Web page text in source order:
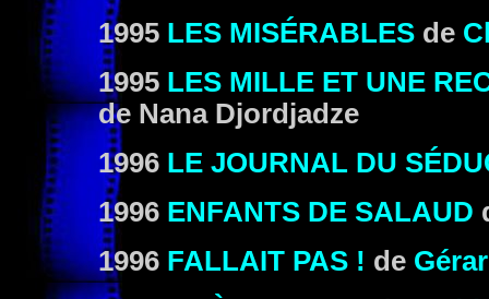
1995 LES MISÉRABLES de
1995 LES MILLE ET UNE
de Nana Djordjadze
1996 LE JOURNAL DU
1996 ENFANTS DE SALAUD
1996 FALLAIT PAS ! de